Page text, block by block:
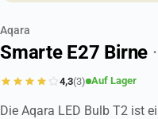
Aqara
Smarte E27 Birne
4,3(3) Auf Lager
Die Aqara LED Bulb T2 ist